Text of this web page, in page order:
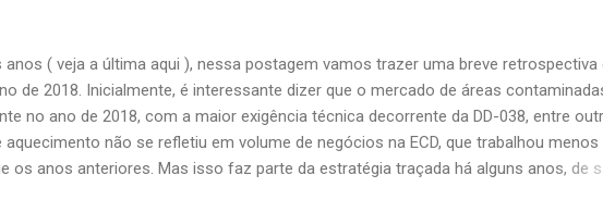
( veja a última aqui ), nessa postagem vamos trazer uma breve retrospectiva
de 2018. Inicialmente, é interessante dizer que o mercado de áreas
no ano de 2018, com a maior exigência técnica decorrente da DD-038, entre
não se refletiu em volume de negócios na ECD, que trabalhou menos
os anos anteriores. Mas isso faz parte da estratégia traçada há alguns anos, de